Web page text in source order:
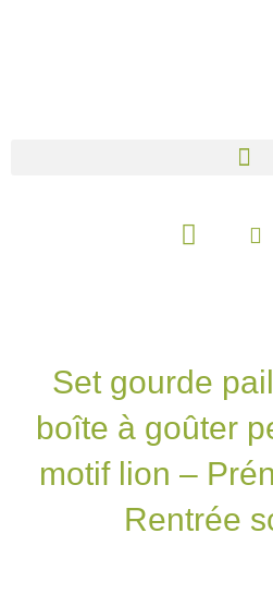
Panier
Set gourde
boîte à goûter
motif lion –
Rentrée